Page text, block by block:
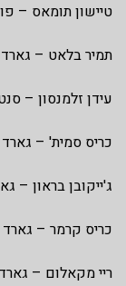
טיישון תומאס –
תמיר בלאט – גארד
עידן זלמנסון –
כריס סמית' – גארד
ג'ייקובן בראון –
כריס קרמר – גארד
ריי מקאלום – גארד